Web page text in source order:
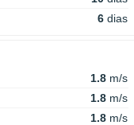
6 dias
1.8 m/s
1.8 m/s
1.8 m/s